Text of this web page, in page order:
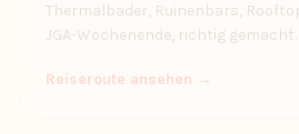
Thermalbäder, Ruinenbars,
JGA-Wochenende, richtig gemacht.
Reiseroute ansehen →